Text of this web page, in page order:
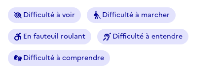
Difficulté à voir Difficulté à marcher
En fauteuil roulant Difficulté à entendre
Difficulté à comprendre